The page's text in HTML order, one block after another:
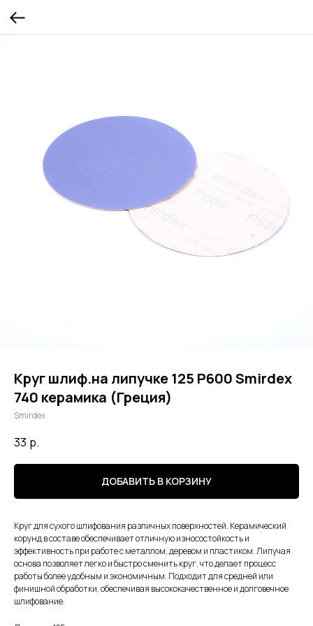
Круг шлиф.на липучке 125 Р600 Smirdex
740 керамика (Греция)
Smirdex
33 р.
ДОБАВИТЬ В КОРЗИНУ
Круг для сухого шлифования различных поверхностей. Керамический
корунд в составе обеспечивает отличную износостойкость и
эффективность при работе с металлом, деревом и пластиком. Липучая
основа позволяет легко и быстро сменить круг, что делает процесс
работы более удобным и экономичным. Подходит для средней или
финишной обработки, обеспечивая высококачественное и долговечное
шлифование.